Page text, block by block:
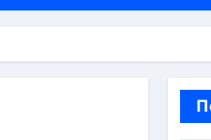
и социальные